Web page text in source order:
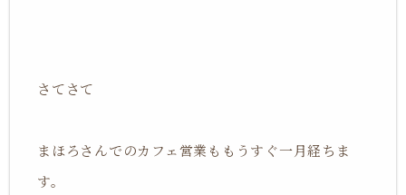
さてさて
まほろさんでのカフェ営業ももうすぐ一月経ちま
す。